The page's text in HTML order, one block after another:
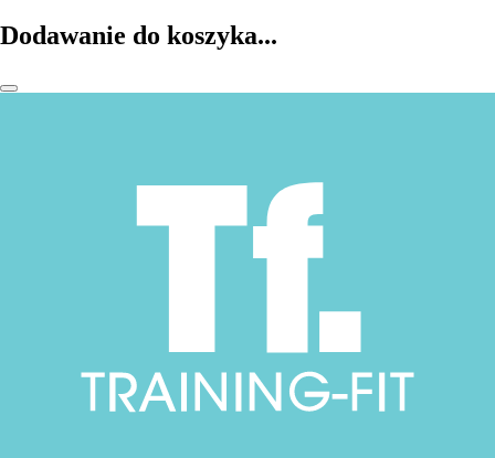
Dodawanie do koszyka...